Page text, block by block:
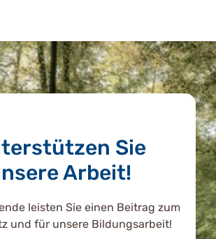
Sie
Arbeit!
leisten Sie einen Beitrag zum
und für unsere Bildungsarbeit!